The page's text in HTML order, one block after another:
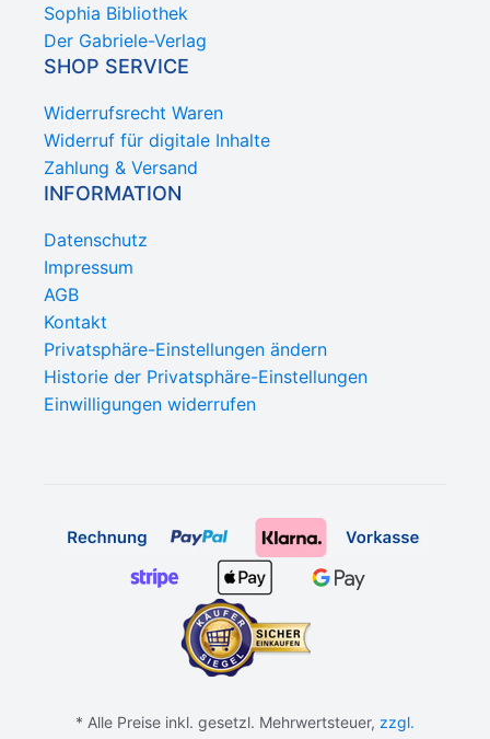
Sophia Bibliothek
Der Gabriele-Verlag
SHOP SERVICE
Widerrufsrecht Waren
Widerruf für digitale Inhalte
Zahlung & Versand
INFORMATION
Datenschutz
Impressum
AGB
Kontakt
Privatsphäre-Einstellungen ändern
Historie der Privatsphäre-Einstellungen
Einwilligungen widerrufen
* Alle Preise inkl. gesetzl. Mehrwertsteuer, zzgl.